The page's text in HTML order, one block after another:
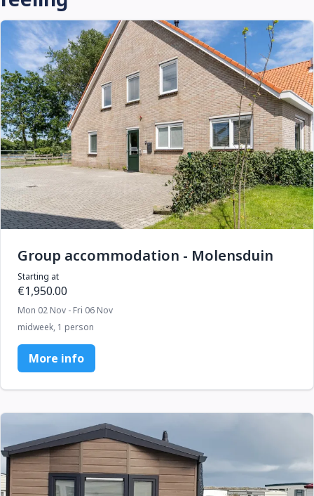
Group accommodation - Molensduin
Starting at
€1,950.00
Mon 02 Nov - Fri 06 Nov
midweek, 1 person
More info